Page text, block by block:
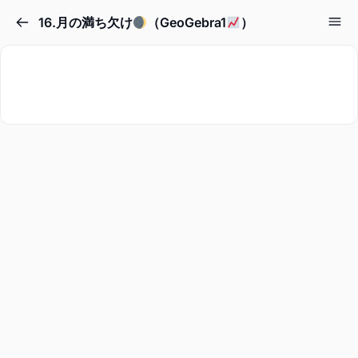
16.月の満ち欠け （GeoGebra1 ）